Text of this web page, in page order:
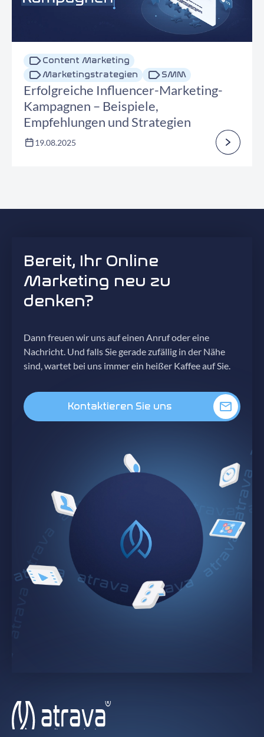
Content Marketing
Marketingstrategien
SMM
Erfolgreiche Influencer-Marketing-
Kampagnen – Beispiele,
Empfehlungen und Strategien
19.08.2025
Bereit, Ihr Online
Marketing neu zu
denken?
Dann freuen wir uns auf einen Anruf oder eine
Nachricht. Und falls Sie gerade zufällig in der Nähe
sind, wartet bei uns immer ein heißer Kaffee auf Sie.
Kontaktieren Sie uns